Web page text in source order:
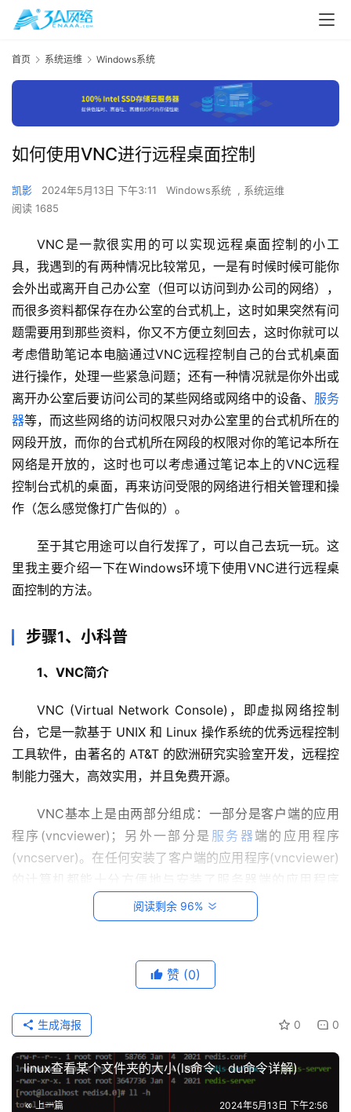
基
础
施
统
运
维
络
运
网
络
安
全
首页 系统运维 Windows系统
如何使用VNC进行远程桌面控制
凯影 2024年5月13日 下午3:11 Windows系统 , 系统运维
阅读 1685
VNC是一款很实用的可以实现远程桌面控制的小工
具，我遇到的有两种情况比较常见，一是有时候时候可能你
会外出或离开自己办公室（但可以访问到办公司的网络），
而很多资料都保存在办公室的台式机上，这时如果突然有问
题需要用到那些资料，你又不方便立刻回去，这时你就可以
考虑借助笔记本电脑通过VNC远程控制自己的台式机桌面
进行操作，处理一些紧急问题；还有一种情况就是你外出或
离开办公室后要访问公司的某些网络或网络中的设备、 服务
器等，而这些网络的访问权限只对办公室里的台式机所在的
网段开放，而你的台式机所在网段的权限对你的笔记本所在
网络是开放的，这时也可以考虑通过笔记本上的VNC远程
控制台式机的桌面，再来访问受限的网络进行相关管理和操
作（怎么感觉像打广告似的）。
至于其它用途可以自行发挥了，可以自己去玩一玩。这
里我主要介绍一下在Windows环境下使用VNC进行远程桌
面控制的方法。
步骤1、小科普
1、VNC简介
VNC (Virtual Network Console)，即虚拟网络控制
台，它是一款基于 UNIX 和 Linux 操作系统的优秀远程控制
工具软件，由著名的 AT&T 的欧洲研究实验室开发，远程控
制能力强大，高效实用，并且免费开源。
VNC基本上是由两部分组成：一部分是客户端的应用
程序(vncviewer)；另外一部分是 服务器 端的应用程序
(vncserver)。在任何安装了客户端的应用程序(vncviewer)
(vncserver)的计算机相互连接。
2、VNC运行的工作流程
1）、VNC客户端通过浏览器或VNC Viewer连接至
阅读剩余 96%
赞 (0)
0 0
生成海报
linux查看某个文件夹的大小(ls命令、du命令详解)
上一篇 2024年5月13日 下午2:56